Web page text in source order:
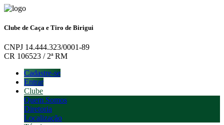
Clube de Caça e Tiro de Birigui
CNPJ 14.444.323/0001-89
CR 106523 / 2ª RM
Cadastre-se
Entrar
Clube
Quem Somos
Diretoria
Localização